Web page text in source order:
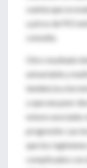
cuenta que se
y picos de PIO
consulta.
Otro resultado
univariable y
tendencia a
y que una peor
estuvo asociada
progresión. Las
que los
complicados